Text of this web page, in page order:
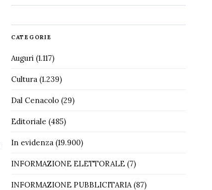
CATEGORIE
Auguri(1.117)
Cultura(1.239)
Dal Cenacolo(29)
Editoriale (485)
In evidenza(19.900)
INFORMAZIONE ELETTORALE(7)
INFORMAZIONE PUBBLICITARIA(87)